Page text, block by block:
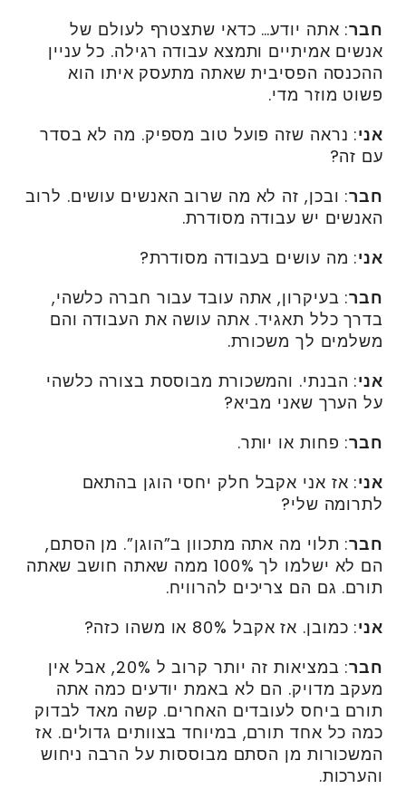
חבר: אתה יודע… כדאי שתצטרף לעולם של
אנשים אמיתיים ותמצא עבודה רגילה. כל עניין
ההכנסה הפסיבית שאתה מתעסק איתו הוא
פשוט מוזר מדי.
אני: נראה שזה פועל טוב מספיק. מה לא בסדר
עם זה?
חבר: ובכן, זה לא מה שרוב האנשים עושים. לרוב
האנשים יש עבודה מסודרת.
אני: מה עושים בעבודה מסודרת?
חבר: בעיקרון, אתה עובד עבור חברה כלשהי,
בדרך כלל תאגיד. אתה עושה את העבודה והם
משלמים לך משכורת.
אני: הבנתי. והמשכורת מבוססת בצורה כלשהי
על הערך שאני מביא?
חבר: פחות או יותר.
אני: אז אני אקבל חלק יחסי הוגן בהתאם
לתרומה שלי?
חבר: תלוי מה אתה מתכוון ב”הוגן”. מן הסתם,
הם לא ישלמו לך 100% ממה שאתה חושב שאתה
תורם. גם הם צריכים להרוויח.
אני: כמובן. אז אקבל 80% או משהו כזה?
חבר
: במציאות זה יותר קרוב ל 20%, אבל אין
מעקב מדויק. הם לא באמת יודעים כמה אתה
תורם ביחס לעובדים האחרים. קשה מאד לבדוק
כמה כל אחד תורם, במיוחד בצוותים גדולים. אז
המשכורות מן הסתם מבוססות על הרבה ניחוש
והערכות.